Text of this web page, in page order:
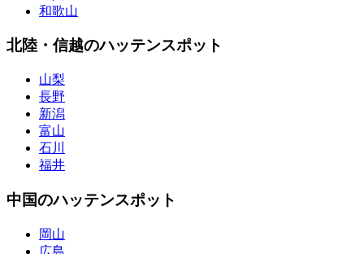
和歌山
北陸・信越のハッテンスポット
山梨
長野
新潟
富山
石川
福井
中国のハッテンスポット
岡山
広島